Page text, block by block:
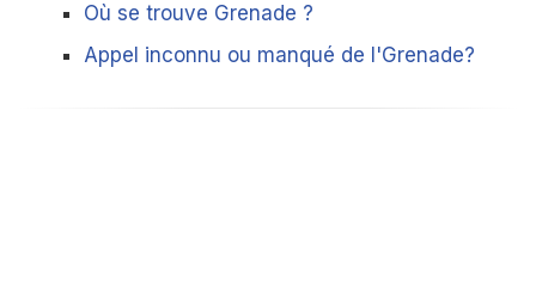
Où se trouve Grenade ?
Appel inconnu ou manqué de l'Grenade?